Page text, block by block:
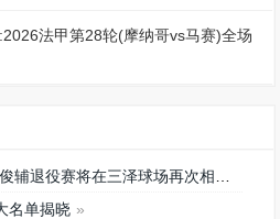
法甲第28轮(摩纳哥vs马赛)全场
退役赛将在三泽球场再次相聚
名单揭晓